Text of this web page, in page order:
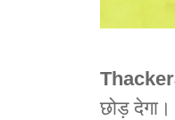
छोड़